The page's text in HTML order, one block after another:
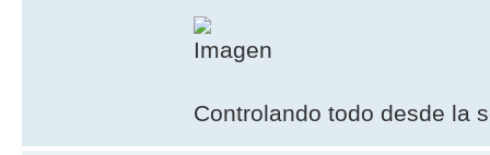
Controlando todo desde la